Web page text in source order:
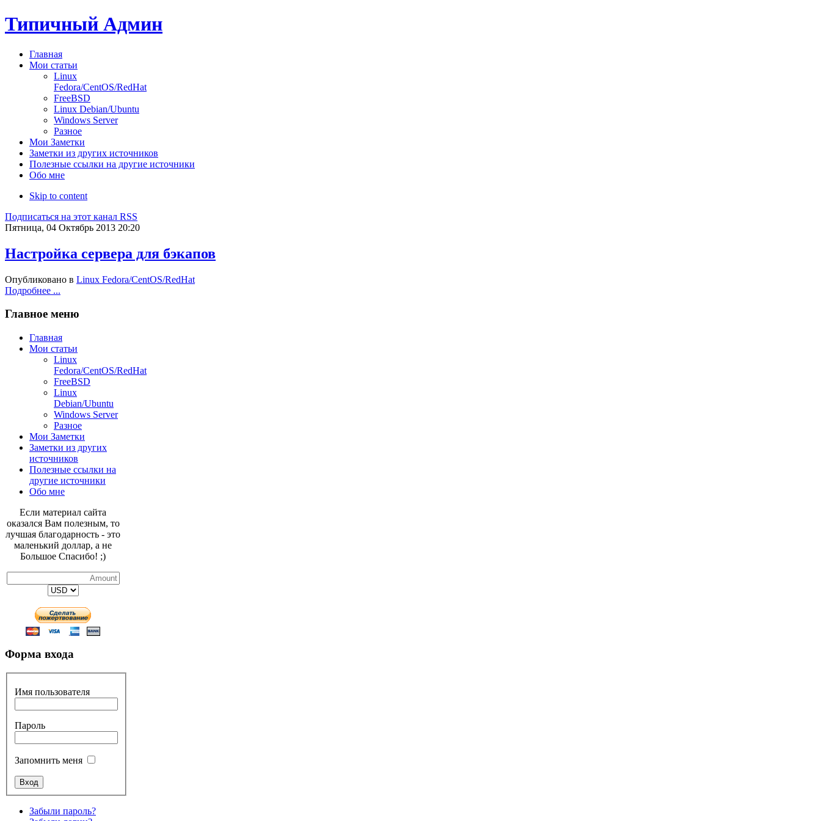
Типичный Админ
Главная
Мои статьи
Linux
Fedora/CentOS/RedHat
FreeBSD
Linux Debian/Ubuntu
Windows Server
Разное
Мои Заметки
Заметки из других источников
Полезные ссылки на другие источники
Обо мне
Skip to content
Подписаться на этот канал RSS
Пятница, 04 Октябрь 2013 20:20
Настройка сервера для бэкапов
Опубликовано в Linux Fedora/CentOS/RedHat
Подробнее ...
Главное меню
Главная
Мои статьи
Linux
Fedora/CentOS/RedHat
FreeBSD
Linux
Debian/Ubuntu
Windows Server
Разное
Мои Заметки
Заметки из других
источников
Полезные ссылки на
другие источники
Обо мне
Если материал сайта
оказался Вам полезным, то
лучшая благодарность - это
маленький доллар, а не
Большое Спасибо! ;)
Форма входа
Имя пользователя
Пароль
Запомнить меня
Забыли пароль?